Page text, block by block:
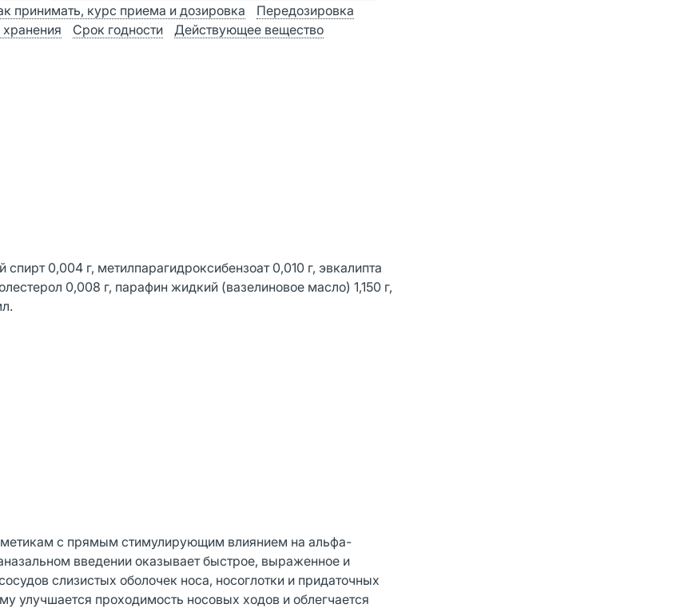
принимать, курс приема и дозировка
Передозировка
Срок годности Действующее вещество
0,004 г, метилпарагидроксибензоат 0,010 г, эвкалипта
0,008 г, парафин жидкий (вазелиновое масло) 1,150 г,
с прямым стимулирующим влиянием на альфа-
введении оказывает быстрое, выраженное и
слизистых оболочек носа, носоглотки и придаточных
улучшается проходимость носовых ходов и облегчается